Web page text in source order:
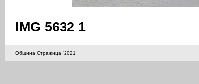
IMG 5632 1
Община Стражица `2021